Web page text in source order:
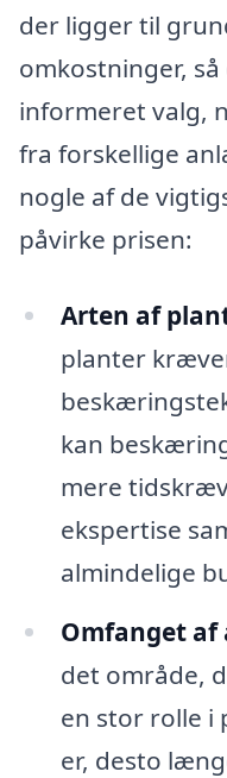
der ligger til
omkostninger,
informeret valg,
fra forskellige
nogle af de
påvirke prisen:
Arten af
planter
kan
mere
ekspertise
almindelige
Omfanget af
det område,
en stor rolle i
er, desto